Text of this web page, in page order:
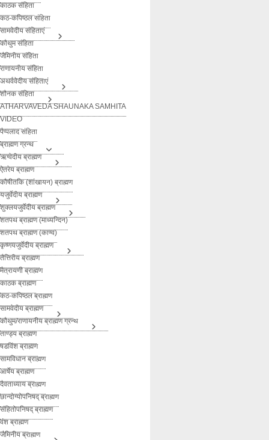
काठक संहिता
कठ-कपिष्ठल संहिता
सामवेदीय संहिताएं
कौथुम संहिता
जैमिनीय संहिता
राणायनीय संहिता
अथर्ववेदीय संहिताएं
शौनक संहिता
ATHARVAVEDA SHAUNAKA SAMHITA
VIDEO
पैप्पलाद संहिता
ब्राह्मण ग्रन्थ
ऋग्वेदीय ब्राह्मण
ऐतरेय ब्राह्मण
कौषीतकि (शांखायन) ब्राह्मण
यजुर्वेदीय ब्राह्मण
शुक्लयजुर्वेदीय ब्राह्मण
शतपथ ब्राह्मण (माध्यन्दिन)
शतपथ ब्राह्मण (काण्व)
कृष्णयजुर्वेदीय ब्राह्मण
तैत्तिरीय ब्राह्मण
मैत्रायणी ब्राह्मण
काठक ब्राह्मण
कठ-कपिष्ठल ब्राह्मण
सामवेदीय ब्राह्मण
कौथुम/राणायनीय ब्राह्मण ग्रन्थ
ताण्ड्य ब्राह्मण
षडविंश ब्राह्मण
सामविधान ब्राह्मण
आर्षेय ब्राह्मण
दैवताध्याय ब्राह्मण
छान्दोग्योपनिषद् ब्राह्मण
संहितोपनिषद् ब्राह्मण
वंश ब्राह्मण
जैमिनीय ब्राह्मण